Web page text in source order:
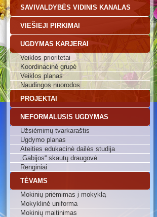
SAVIVALDYBĖS VIDINIS KANALAS
VIEŠIEJI PIRKIMAI
UGDYMAS KARJERAI
Veiklos prioritetai
Koordinacinė grupė
Veiklos planas
Naudingos nuorodos
PROJEKTAI
NEFORMALUSIS UGDYMAS
Užsiėmimų tvarkaraštis
Ugdymo planas
Ateities edukacinė dailės studija
„Gabijos“ skautų draugovė
Renginiai
TĖVAMS
Mokinių priėmimas į mokyklą
Mokyklinė uniforma
Mokinių maitinimas